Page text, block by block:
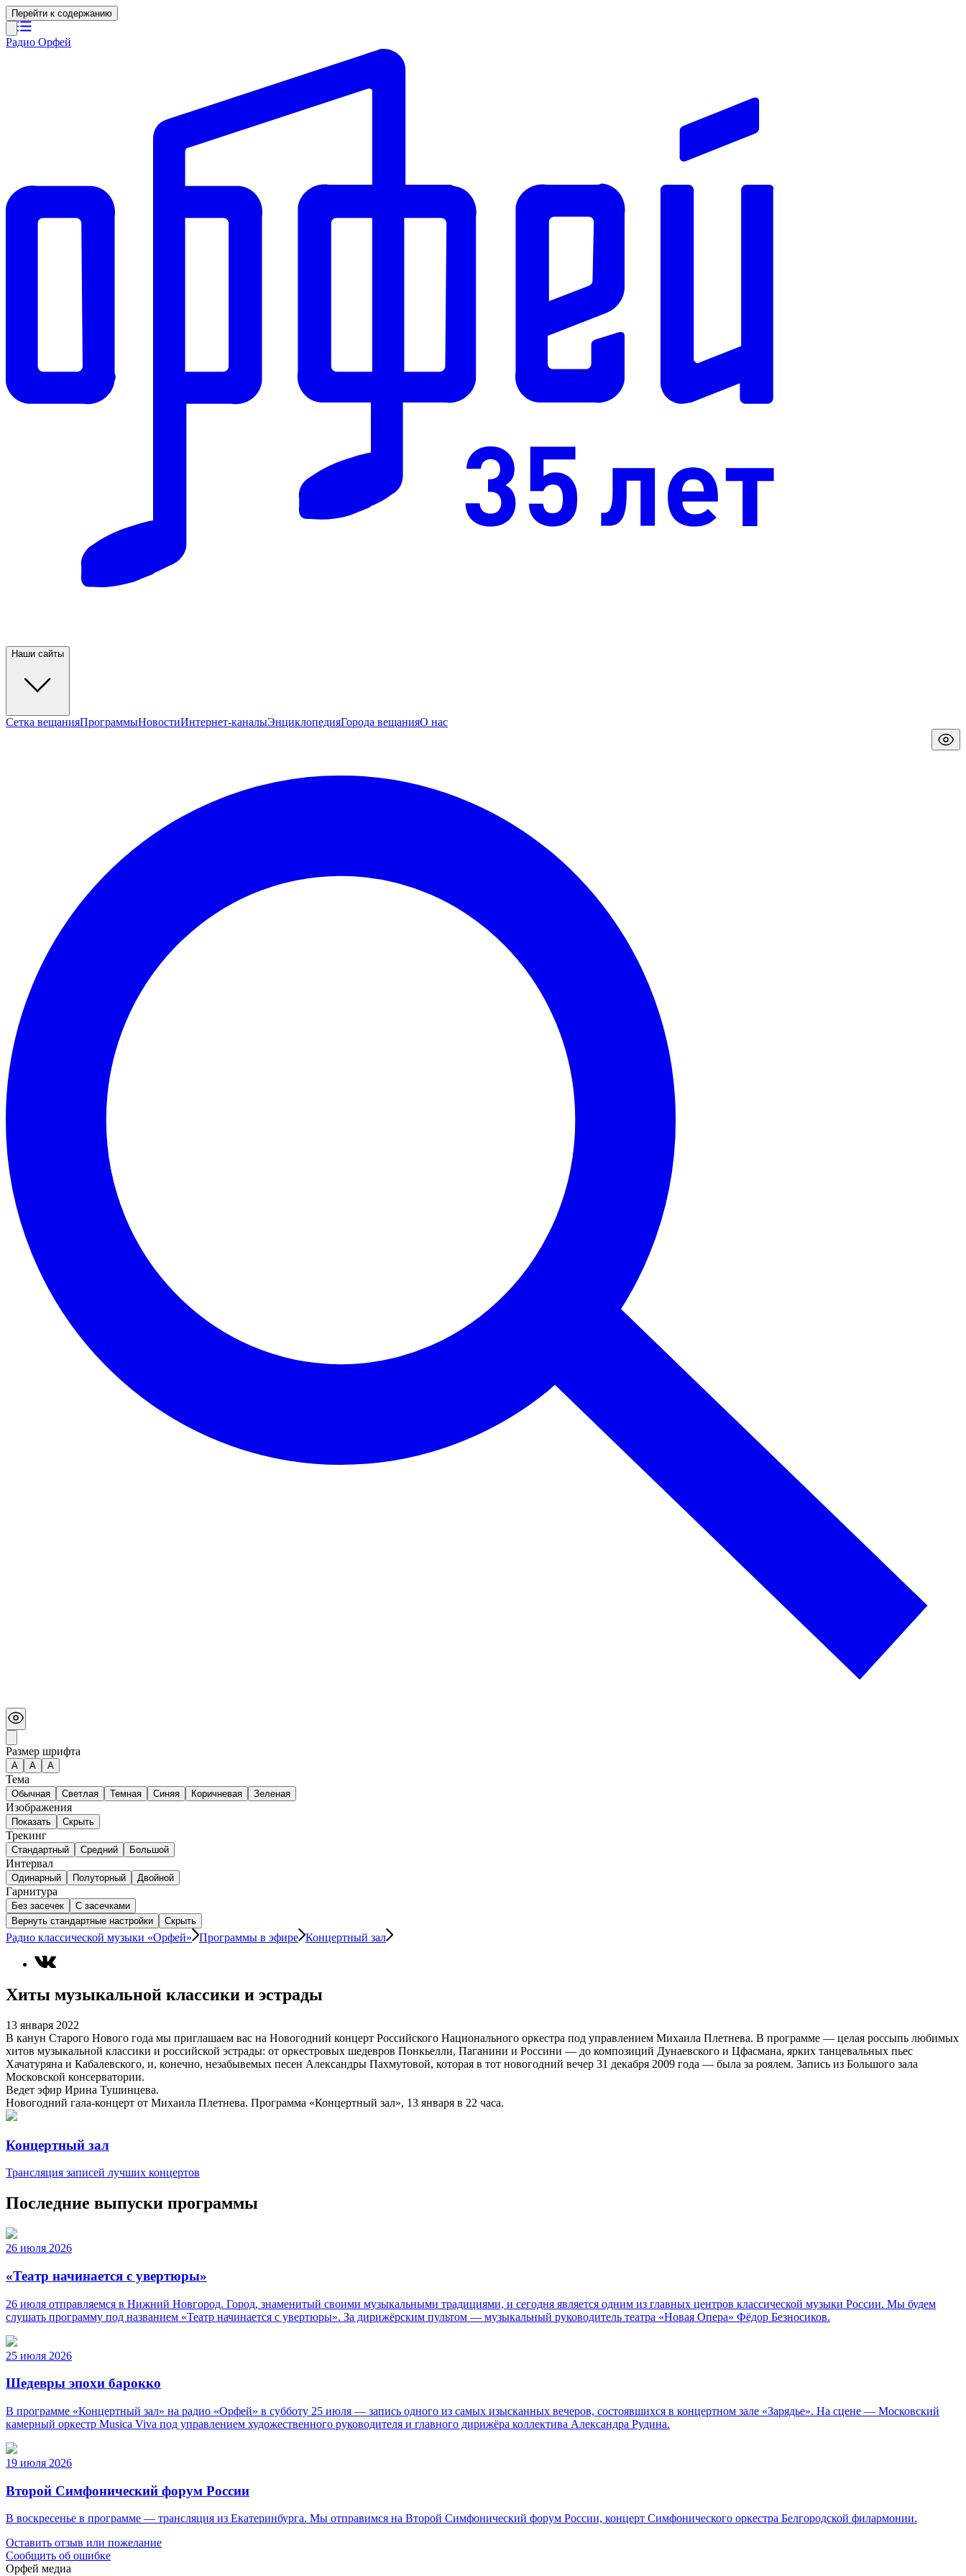
Перейти к содержанию
Радио Орфей
Наши сайты
Сетка вещанияПрограммыНовостиИнтернет-каналыЭнциклопедияГорода вещанияО нас
Размер шрифта
А A A
Тема
Обычная Светлая Темная Синяя Коричневая Зеленая
Изображения
Показать Скрыть
Трекинг
Стандартный Средний Большой
Интервал
Одинарный Полуторный Двойной
Гарнитура
Без засечек
С засечками
Вернуть стандартные настройки
Скрыть
Радио классической музыки «Орфей» Программы в эфире Концертный зал
Хиты музыкальной классики и эстрады
13 января 2022
В канун Старого Нового года мы приглашаем вас на Новогодний концерт Российского Национального оркестра под управлением Михаила Плетнева. В программе — целая россыпь любимых
хитов музыкальной классики и российской эстрады: от оркестровых шедевров Понкьелли, Паганини и Россини — до композиций Дунаевского и Цфасмана, ярких танцевальных пьес
Хачатуряна и Кабалевского, и, конечно, незабывемых песен Александры Пахмутовой, которая в тот новогодний вечер 31 декабря 2009 года — была за роялем. Запись из Большого зала
Московской консерватории.
Ведет эфир Ирина Тушинцева.
Новогодний гала-концерт от Михаила Плетнева. Программа «Концертный зал», 13 января в 22 часа.
Концертный зал
Трансляция записей лучших концертов
Последние выпуски программы
26 июля 2026
«Театр начинается с увертюры»
26 июля отправляемся в Нижний Новгород. Город, знаменитый своими музыкальными традициями, и сегодня является одним из главных центров классической музыки России. Мы будем
слушать программу под названием «Театр начинается с увертюры». За дирижёрским пультом — музыкальный руководитель театра «Новая Опера» Фёдор Безносиков.
25 июля 2026
Шедевры эпохи барокко
В программе «Концертный зал» на радио «Орфей» в субботу 25 июля — запись одного из самых изысканных вечеров, состоявшихся в концертном зале «Зарядье». На сцене — Московский
камерный оркестр Musica Viva под управлением художественного руководителя и главного дирижёра коллектива Александра Рудина.
19 июля 2026
Второй Симфонический форум России
В воскресенье в программе — трансляция из Екатеринбурга. Мы отправимся на Второй Симфонический форум России, концерт Симфонического оркестра Белгородской филармонии.
Оставить отзыв или пожелание
Сообщить об ошибке
Орфей медиа